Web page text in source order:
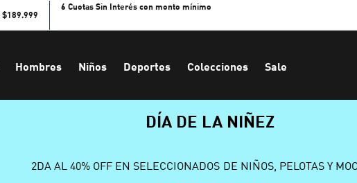
6 Cuotas Sin Interés con monto mínimo
Hombres Niños Deportes Colecciones Sale
DÍA DE LA NIÑEZ
2DA AL 40% OFF EN SELECCIONADOS DE NIÑOS, PELOTAS Y